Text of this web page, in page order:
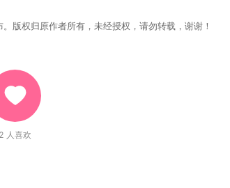
版权归原作者所有，未经授权，请勿转载，谢谢！
2 人喜欢